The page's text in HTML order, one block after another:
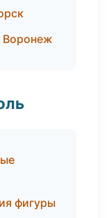
Воронеж
фигуры